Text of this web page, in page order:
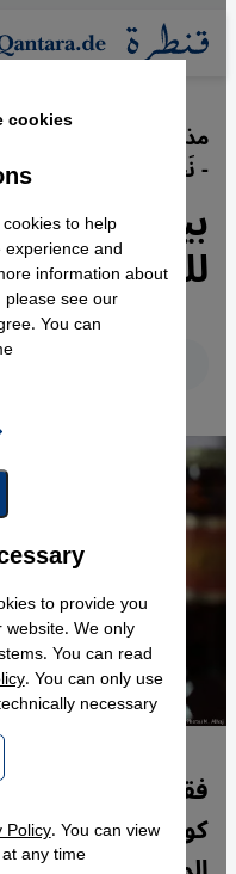
Direkt zum Inhalt springen
- نَخْبُ السلام بنكهة
بيرة
للمسلمين
English
فقط في الضفة
كوشير. فما قصة
to provide you
We only
You can read
. You can only use
necessary.
to help
and
information about
see our
You can
Youtube Embed
Connect
Maps Embed
. You can view
any time.